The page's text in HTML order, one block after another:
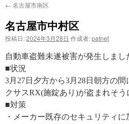
← 名古屋市南区
名古屋市中村区
投稿日:2024年3月28日 作成者:patnet
自動車盗難未遂被害が発生しまし
■状況
3月27日夕方から3月28日朝方の
クサスRX(施錠あり)が盗まれそう
■対策
・メーカー既存のセキュリティ